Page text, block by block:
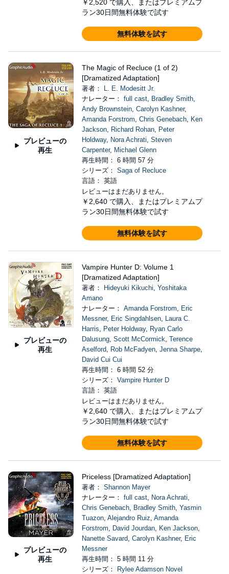
￥2,520 で購入、またはプレミアムプ
ラン30日間無料体験で試す
無料体験を試す
プレビューの
再生
The Magic of Recluce (1 of 2)
[Dramatized Adaptation]
著者：
L. E. Modesitt Jr.
ナレーター： full cast, Bradley Smith,
Andy Brownstein, Carolyn Kashner,
Amanda Forstrom, Chris Genebach, Ken
Jackson, Richard Rohan, Peter
Holdway, Nora Achrati, Steven
Carpenter, Michael Glenn
再生時間： 6 時間 57 分
シリーズ： Saga of Recluce
言語： 英語
レビューはまだありません。
￥2,640 で購入、またはプレミアムプ
ラン30日間無料体験で試す
無料体験を試す
プレビューの
再生
Vampire Hunter D: Volume 1
[Dramatized Adaptation]
著者： Hideyuki Kikuchi, Yoshitaka
Amano
ナレーター： Amanda Forstrom, Eric
Messner, Eric Singdahlsen, Laura C.
Harris, Peter Holdway, Ryan Carlo
Dalusung, Scott McCormick, Terence
Aselford, Rob McFadyen, Jenna Sharpe,
David Cui Cui
再生時間： 6 時間 52 分
シリーズ： Vampire Hunter D
言語： 英語
レビューはまだありません。
￥2,640 で購入、またはプレミアムプ
ラン30日間無料体験で試す
無料体験を試す
プレビューの
再生
Priceless [Dramatized Adaptation]
著者： Shannon Mayer
ナレーター： full cast, Nora Achrati,
Chris Genebach, Bradley Smith, Yasmin
Tuazon, Alejandro Ruiz, Amanda
Forstrom, David Jourdan, Ken Jackson,
Nanette Savard, Carolyn Kashner, Eric
Messner
再生時間： 5 時間 11 分
シリーズ：
Rylee Adamson Novel